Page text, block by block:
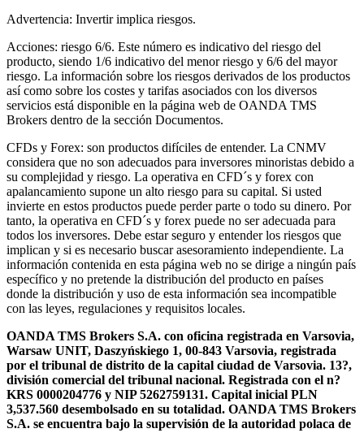
Advertencia: Invertir implica riesgos.
Acciones: riesgo 6/6. Este número es indicativo del riesgo del
producto, siendo 1/6 indicativo del menor riesgo y 6/6 del mayor
riesgo. La información sobre los riesgos derivados de los productos
así como sobre los costes y tarifas asociados con los diversos
servicios está disponible en la página web de OANDA TMS
Brokers dentro de la sección Documentos.
CFDs y Forex: son productos difíciles de entender. La CNMV
considera que no son adecuados para inversores minoristas debido a
su complejidad y riesgo. La operativa en CFD´s y forex con
apalancamiento supone un alto riesgo para su capital. Si usted
invierte en estos productos puede perder parte o todo su dinero. Por
tanto, la operativa en CFD´s y forex puede no ser adecuada para
todos los inversores. Debe estar seguro y entender los riesgos que
implican y si es necesario buscar asesoramiento independiente. La
información contenida en esta página web no se dirige a ningún país
específico y no pretende la distribución del producto en países
donde la distribución y uso de esta información sea incompatible
con las leyes, regulaciones y requisitos locales.
OANDA TMS Brokers S.A. con oficina registrada en Varsovia,
Warsaw UNIT, Daszyńskiego 1, 00-843 Varsovia, registrada
por el tribunal de distrito de la capital ciudad de Varsovia. 13?,
división comercial del tribunal nacional. Registrada con el n?
KRS 0000204776 y NIP 5262759131. Capital inicial PLN
3,537.560 desembolsado en su totalidad. OANDA TMS Brokers
S.A. se encuentra bajo la supervisión de la autoridad polaca de